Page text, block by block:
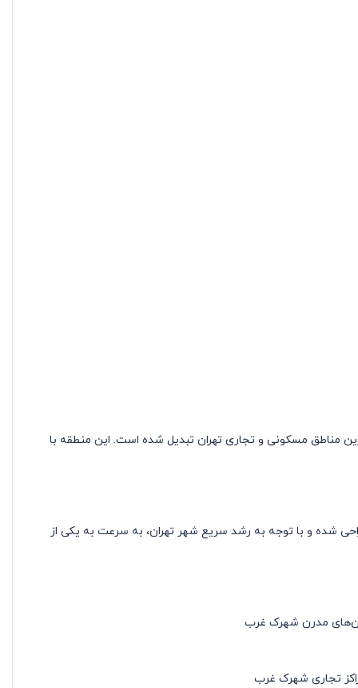
مناطق مسکونی و تجاری تهران تبدیل شده است. این منطقه با
شده و با توجه به رشد سریع شهر تهران، به سرعت به یکی از
مدرن شهرک غرب
تجاری شهرک غرب